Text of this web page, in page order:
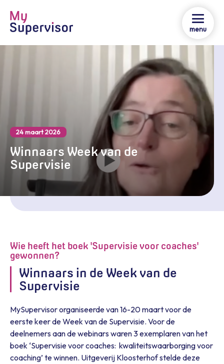
menu
24 maart 2026
Winnaars Week van de
Supervisie
Wie heeft het boek 'Supervisie voor coaches'
gewonnen?
Winnaars in de Week van de
Supervisie
MySupervisor organiseerde van 16-20 maart voor de
eerste keer de Week van de Supervisie. Voor de
deelnemers aan de webinars waren 3 exemplaren van het
boek ‘Supervisie voor coaches: kwaliteitswaarborging voor
coaching’ te winnen. Uitgeverij Kloosterhof stelde deze